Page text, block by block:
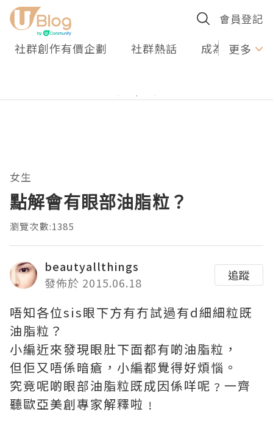
會員登記
社群創作有價企劃 社群熱話 成為U更多
女生
點解會有眼部油脂粒？
瀏覽次數:1385
beautyallthings
發佈於 2015.06.18
追蹤
唔知各位sis眼下方有冇試過有d細細粒既
油脂粒？
小編近來發現眼肚下面都有啲油脂粒，
但佢又唔係暗瘡，小編都覺得好煩惱。
究竟呢啲眼部油脂粒既成因係咩呢﹖一齊
聽歐亞美創專家解釋啦﹗